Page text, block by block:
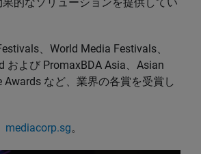
、World Media Festivals、
および PromaxBDA Asia、Asian
Awards など、業界の各賞を受賞し
mediacorp.sg。